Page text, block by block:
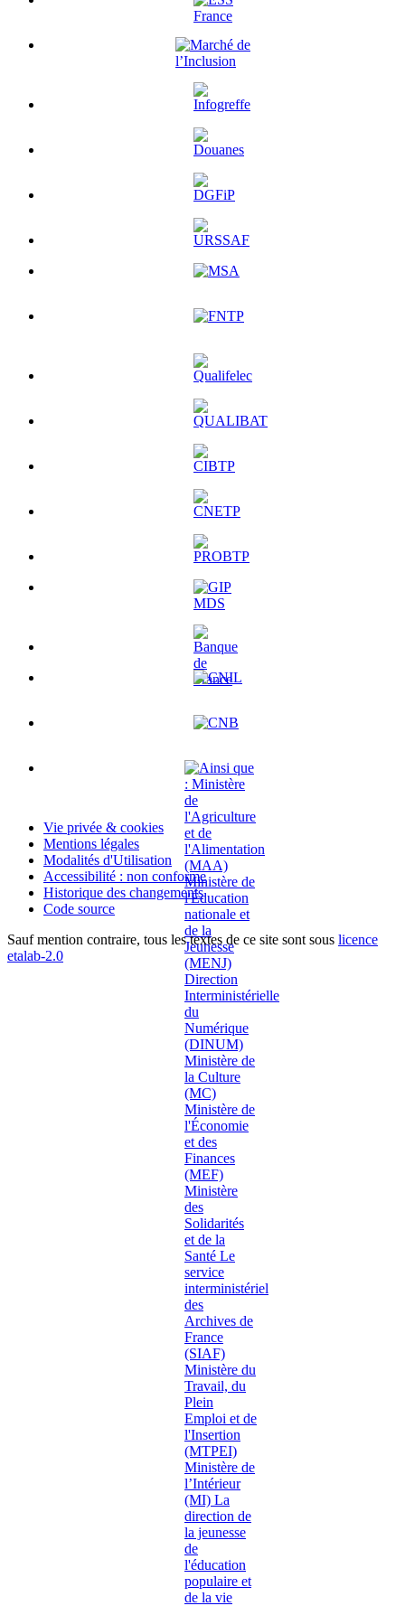
Vie privée & cookies
Mentions légales
Modalités d'Utilisation
Accessibilité : non conforme
Historique des changements
Code source
Sauf mention contraire, tous les textes de ce site sont sous licence
etalab-2.0